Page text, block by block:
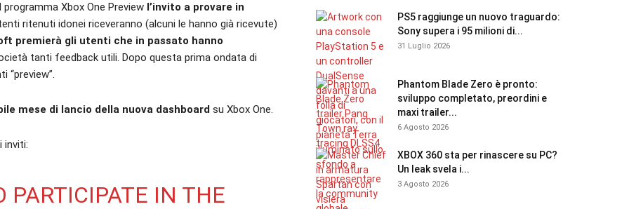
Xbox One Preview l’invito a provare in
ritenuti idonei riceveranno (alcuni le hanno già ricevute)
premierà gli utenti che in passato hanno
tanti feedback utili. Dopo questa prima ondata di
“preview”.
mese di lancio della nuova dashboard su Xbox One.
inviti:
IN THE
PS5 raggiunge un nuovo traguardo:
Sony supera i 95 milioni di...
31 Luglio 2026
Phantom Blade Zero è pronto:
sviluppo completato, preordini e
maxi trailer...
6 Agosto 2026
XBOX 360 sta per rinascere su PC?
Un leak svela i...
3 Agosto 2026